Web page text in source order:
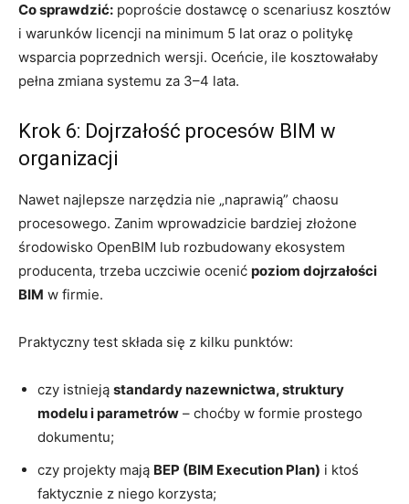
Co sprawdzić: poproście dostawcę o scenariusz kosztów
i warunków licencji na minimum 5 lat oraz o politykę
wsparcia poprzednich wersji. Oceńcie, ile kosztowałaby
pełna zmiana systemu za 3–4 lata.
Krok 6: Dojrzałość procesów BIM w
organizacji
Nawet najlepsze narzędzia nie „naprawią” chaosu
procesowego. Zanim wprowadzicie bardziej złożone
środowisko OpenBIM lub rozbudowany ekosystem
producenta, trzeba uczciwie ocenić poziom dojrzałości
BIM w firmie.
Praktyczny test składa się z kilku punktów:
czy istnieją standardy nazewnictwa, struktury
modelu i parametrów – choćby w formie prostego
dokumentu;
czy projekty mają BEP (BIM Execution Plan) i ktoś
faktycznie z niego korzysta;